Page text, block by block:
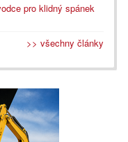
pro klidný spánek
>> všechny články